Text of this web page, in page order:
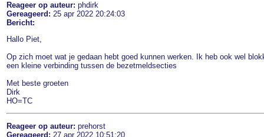
Reageer op auteur: phdirk
Gereageerd: 25 apr 2022 20:24:03
Bericht:
Hallo Piet,
Op zich moet wat je gedaan hebt goed kunnen werken. Ik heb ook wel
een kleine verbinding tussen de bezetmeldsecties
Met beste groeten
Dirk
HO=TC
Reageer op auteur: prehorst
Gereageerd: 27 apr 2022 10:51:20